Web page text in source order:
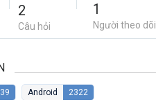
2
Câu hỏi
1
Người theo dõi
Android 2322